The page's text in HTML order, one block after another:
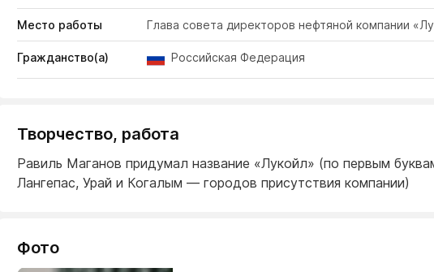
Место работы Глава совета директоров нефтяной компании
Гражданство(а) Российская Федерация
Творчество, работа
Равиль Маганов придумал название «Лукойл» (по первым
Лангепас, Урай и Когалым — городов присутствия компании)
Фото